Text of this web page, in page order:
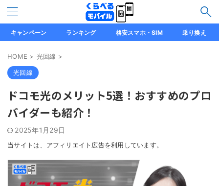
キャンペーン ランキング 格安スマホ・SIM 乗り換え
HOME > 光回線 >
光回線
ドコモ光のメリット5選！おすすめのプロ
バイダーも紹介！
2025年1月29日
当サイトは、アフィリエイト広告を利用しています。